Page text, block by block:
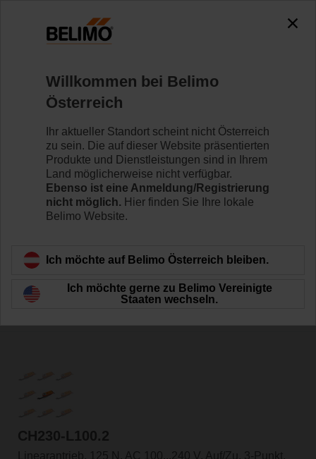
Linearantriebe
Linear-Klappenantriebe sind mit einer Vielzahl von
Anforderungen zu erfüllen.
Mehr erfahren
Filtern nach
52Ergebnisse gefunden
CH230-L100.2
Linearantrieb, 125 N, AC 100...240 V, Auf/Zu, 3-Punkt,
Willkommen bei Belimo
Österreich
Ihr aktueller Standort scheint nicht Österreich
zu sein. Die auf dieser Website präsentierten
Produkte und Dienstleistungen sind in Ihrem
Land möglicherweise nicht verfügbar.
Ebenso ist eine Anmeldung/Registrierung
nicht möglich. Hier finden Sie Ihre lokale
Belimo Website.
Ich möchte auf Belimo Österreich bleiben.
Ich möchte gerne zu Belimo Vereinigte
Staaten wechseln.